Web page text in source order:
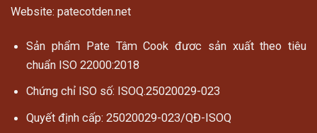
Website: patecotden.net
Sản phẩm Pate Tâm Cook đươc sản xuất theo tiêu
chuẩn ISO 22000:2018
Chứng chỉ ISO số: ISOQ.25020029-023
Quyết định cấp: 25020029-023/QĐ-ISOQ